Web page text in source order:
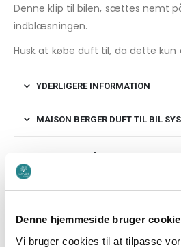
Denne hjemmeside bruger
Vi bruger cookies til at tilpasse
Denne klip til bilen, sættes nemt
indblæsningen.
Husk at købe duft til, da dette kun
YDERLIGERE INFORMATION
MAISON BERGER DUFT TIL BIL